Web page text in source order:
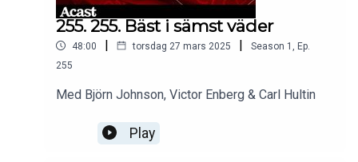
255. 255. Bäst i sämst väder
48:00 | torsdag 27 mars 2025 | Season 1
Ep.
255
Med Björn Johnson, Victor Enberg & Carl Hultin
Play